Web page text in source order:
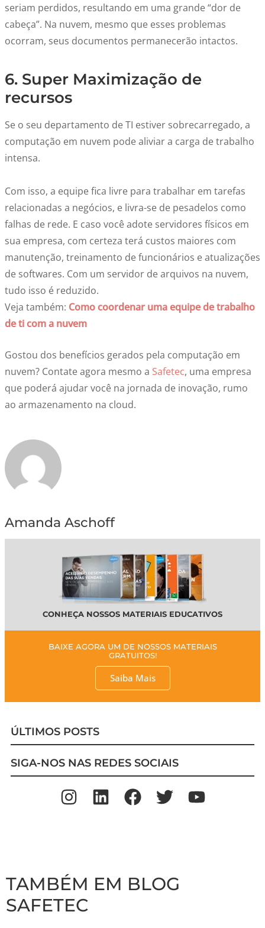
seriam perdidos, resultando em uma grande “dor de
cabeça”. Na nuvem, mesmo que esses problemas
ocorram, seus documentos permanecerão intactos.
6. Super Maximização de
recursos
Se o seu departamento de TI estiver sobrecarregado, a
computação em nuvem pode aliviar a carga de trabalho
intensa.
Com isso, a equipe fica livre para trabalhar em tarefas
relacionadas a negócios, e livra-se de pesadelos como
falhas de rede. E caso você adote servidores físicos em
sua empresa, com certeza terá custos maiores com
manutenção, treinamento de funcionários e atualizações
de softwares. Com um servidor de arquivos na nuvem,
tudo isso é reduzido.
Veja também: Como coordenar uma equipe de trabalho
de ti com a nuvem
Gostou dos benefícios gerados pela computação em
nuvem? Contate agora mesmo a Safetec, uma empresa
que poderá ajudar você na jornada de inovação, rumo
ao armazenamento na cloud.
Amanda Aschoff
CONHEÇA NOSSOS MATERIAIS EDUCATIVOS
BAIXE AGORA UM DE NOSSOS MATERIAIS
GRATUITOS!
Saiba Mais
ÚLTIMOS POSTS
SIGA-NOS NAS REDES SOCIAIS
TAMBÉM EM BLOG
SAFETEC